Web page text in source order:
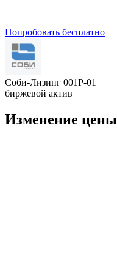
Попробовать бесплатно
Соби-Лизинг 001P-01
биржевой актив
Изменение цены